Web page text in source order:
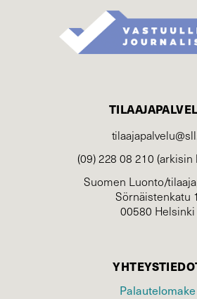
(09) 228 08 210 (arkisin
Suomen Luonto/
Sörnäistenkatu 1
00580 Helsinki
Palautelomake